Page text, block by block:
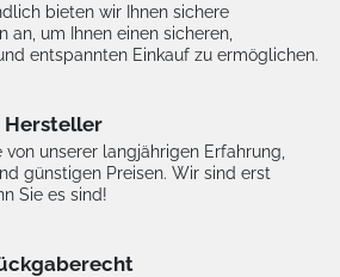
bieten wir Ihnen sichere
an, um Ihnen einen sicheren,
entspannten Einkauf zu ermöglichen.
Hersteller
von unserer langjährigen Erfahrung,
günstigen Preisen. Wir sind erst
Sie es sind!